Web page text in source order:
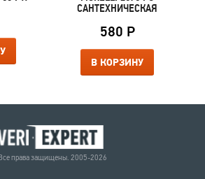
САНТЕХНИЧЕСКАЯ
580 Р
В КОРЗИНУ
права защищены. 2005-2026